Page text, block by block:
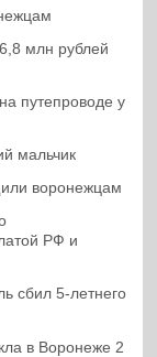
млн рублей
путепроводе у
мальчик
воронежцам
РФ и
сбил 5-летнего
в Воронеже 2